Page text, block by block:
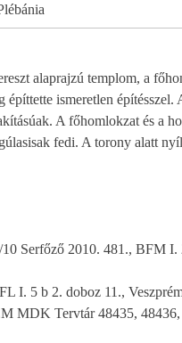
alaprajzú templom, a
ismeretlen építésszel.
A főhomlokzat és a
fedi. A torony alatt
Serfőző 2010. 481., BFM
I. 5 b 2. doboz 11.,
MDK Tervtár 48435, 48436,